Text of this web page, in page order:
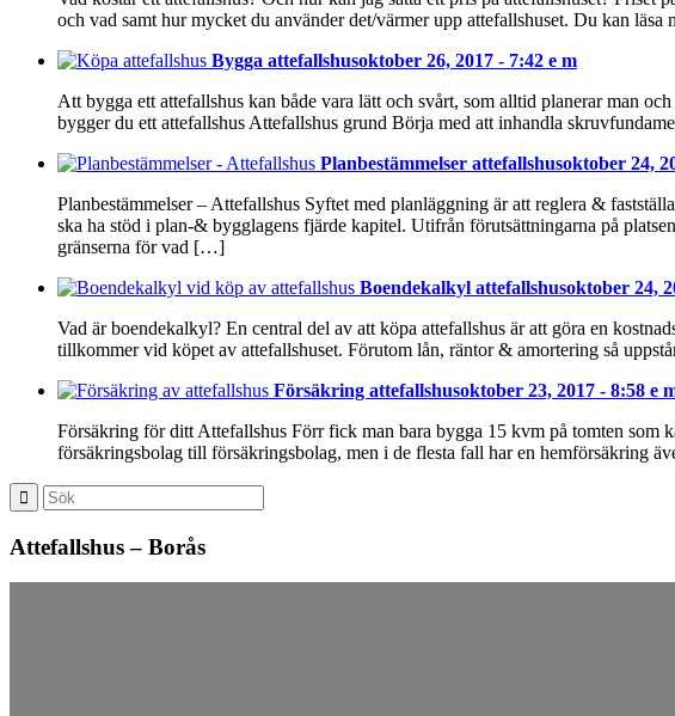
och vad samt hur mycket du använder det/värmer upp attefallshuset. Du kan
Bygga attefallshusoktober 26, 2017 - 7:42 e m
Att bygga ett attefallshus kan både vara lätt och svårt, som alltid planerar man
bygger du ett attefallshus Attefallshus grund Börja med att inhandla
Planbestämmelser attefallshusoktober 24,
Planbestämmelser – Attefallshus Syftet med planläggning är att reglera &
ska ha stöd i plan-& bygglagens fjärde kapitel. Utifrån förutsättningarna på
gränserna för vad […]
Boendekalkyl attefallshusoktober 24,
Vad är boendekalkyl? En central del av att köpa attefallshus är att göra en
tillkommer vid köpet av attefallshuset. Förutom lån, räntor & amortering så
Försäkring attefallshusoktober 23, 2017 - 8:58 e
Försäkring för ditt Attefallshus Förr fick man bara bygga 15 kvm på tomten som
försäkringsbolag till försäkringsbolag, men i de flesta fall har en hemförsäkring
Attefallshus – Borås